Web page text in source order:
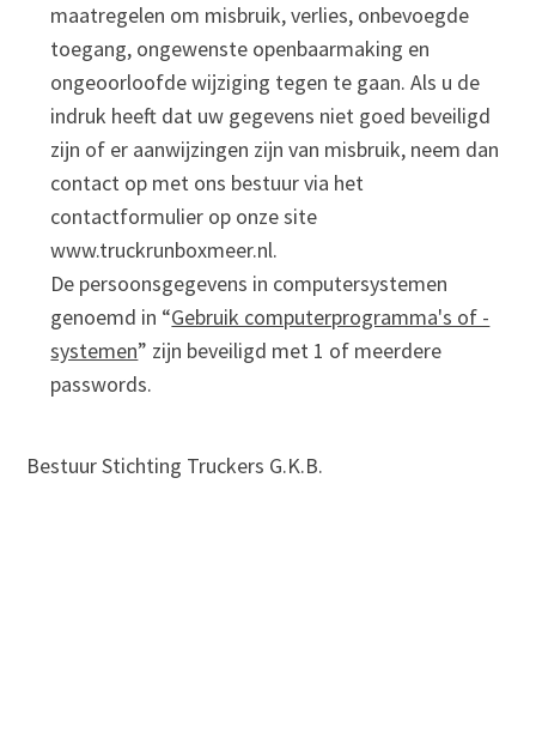
maatregelen om misbruik, verlies, onbevoegde
toegang, ongewenste openbaarmaking en
ongeoorloofde wijziging tegen te gaan. Als u de
indruk heeft dat uw gegevens niet goed beveiligd
zijn of er aanwijzingen zijn van misbruik, neem dan
contact op met ons bestuur via het
contactformulier op onze site
www.truckrunboxmeer.nl.
De persoonsgegevens in computersystemen
genoemd in “Gebruik computerprogramma's of -
systemen” zijn beveiligd met 1 of meerdere
passwords.
Bestuur Stichting Truckers G.K.B.